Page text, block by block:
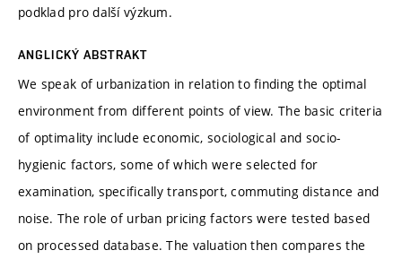
podklad pro další výzkum.
ANGLICKÝ ABSTRAKT
We speak of urbanization in relation to finding the optimal
environment from different points of view. The basic criteria
of optimality include economic, sociological and socio-
hygienic factors, some of which were selected for
examination, specifically transport, commuting distance and
noise. The role of urban pricing factors were tested based
on processed database. The valuation then compares the